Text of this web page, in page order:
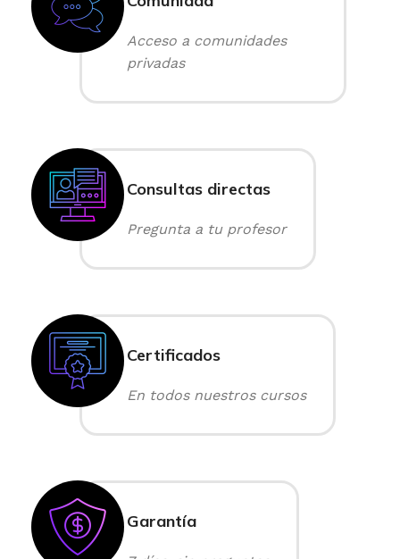
Acceso a comunidades
privadas
Consultas directas
Pregunta a tu profesor
Certificados
En todos nuestros cursos
Garantía